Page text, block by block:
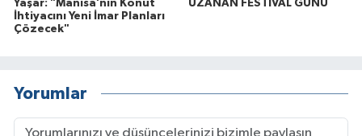
Yaşar: "Manisa’nın Konut
İhtiyacını Yeni İmar Planları
Çözecek"
UZANAN FESTİVAL GÜNÜ
Yorumlar